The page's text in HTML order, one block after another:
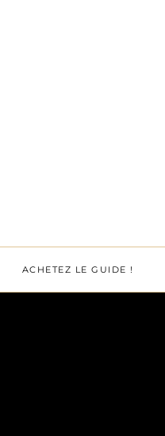
ACHETEZ LE GUIDE !